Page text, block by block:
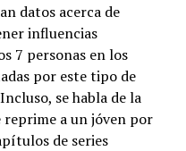
datos acerca de
influencias
7 personas en los
por este tipo de
se habla de la
a un jóven por
de series